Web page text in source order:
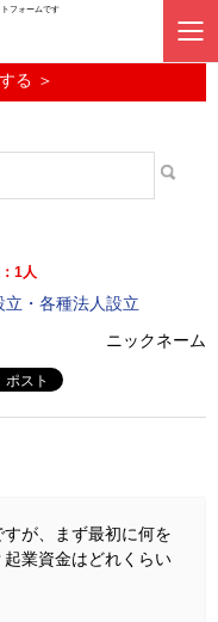
フォームです
る ＞
1人
立・各種法人設立
ニックネーム
が、まず最初に何を
業資金はどれくらい